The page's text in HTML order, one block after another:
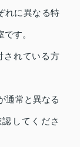
れに異なる特
す。
されている方
通常と異なる
してくださ